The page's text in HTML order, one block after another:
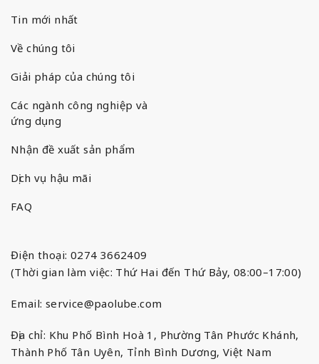
Tin mới nhất
Về chúng tôi
Giải pháp của chúng tôi
Các ngành công nghiệp và
ứng dụng
Nhận đề xuất sản phẩm
Dịch vụ hậu mãi
FAQ
Điện thoại: 0274 3662409
(Thời gian làm việc: Thứ Hai đến Thứ Bảy, 08:00–17:00)
Email: service@paolube.com
Địa chỉ: Khu Phố Bình Hoà 1, Phường Tân Phước Khánh,
Thành Phố Tân Uyên, Tỉnh Bình Dương, Việt Nam